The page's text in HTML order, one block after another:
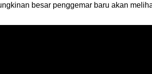
besar penggemar baru akan